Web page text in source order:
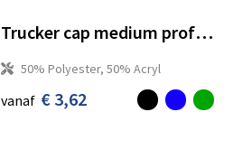
Trucker cap medium profile - Retail
50% Polyester, 50% Acryl
vanaf € 3,62